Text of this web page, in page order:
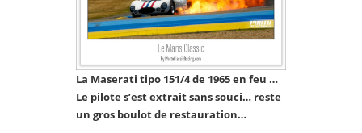
La Maserati tipo 151/4 de 1965 en feu …
Le pilote s’est extrait sans souci… reste
un gros boulot de restauration…